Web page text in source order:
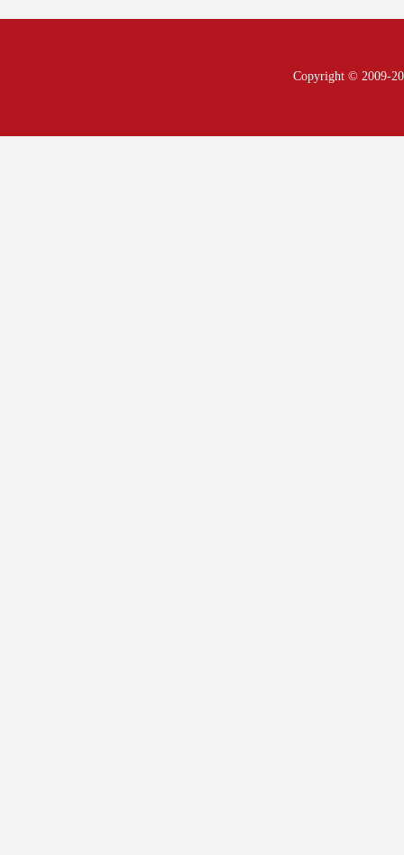
Copyright © 2009-